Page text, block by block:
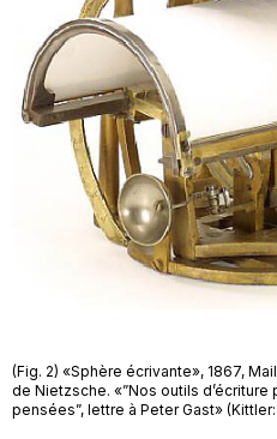
(Fig. 2) «Sphère écrivante», 1867,
de Nietzsche. «”Nos outils d’écriture
pensées”, lettre à Peter Gast»